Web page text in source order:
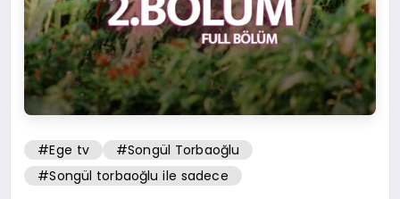
#Ege tv
#Songül Torbaoğlu
#Songül torbaoğlu ile sadece